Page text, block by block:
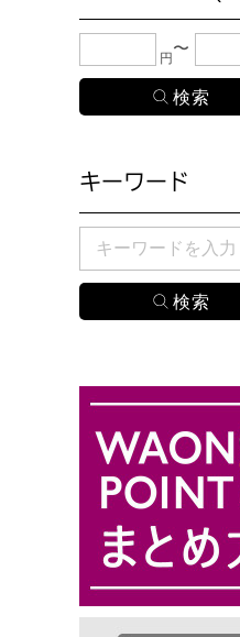
下限金額・上限金
円
キーワード
検索したい商品の